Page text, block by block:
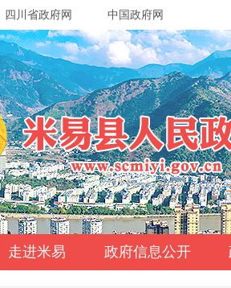
四川省政府网 中国政府网
走进米易 政府信息公开